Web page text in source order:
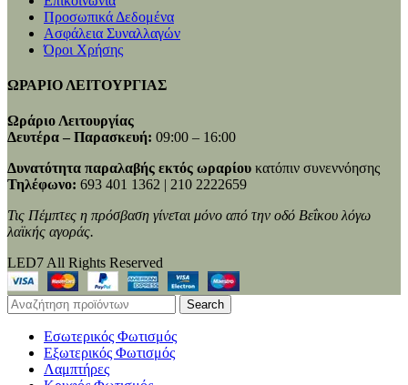
Προσωπικά Δεδομένα
Ασφάλεια Συναλλαγών
Όροι Χρήσης
ΩΡΑΡΙΟ ΛΕΙΤΟΥΡΓΙΑΣ
Ωράριο Λειτουργίας
Δευτέρα – Παρασκευή: 09:00 – 16:00
Δυνατότητα παραλαβής εκτός ωραρίου κατόπιν συνεννόησης
Τηλέφωνο: 693 401 1362 | 210 2222659
Τις Πέμπτες η πρόσβαση γίνεται μόνο από την οδό Βεΐκου λόγω
λαϊκής αγοράς.
LED7 All Rights Reserved
Search
Εσωτερικός Φωτισμός
Εξωτερικός Φωτισμός
Λαμπτήρες